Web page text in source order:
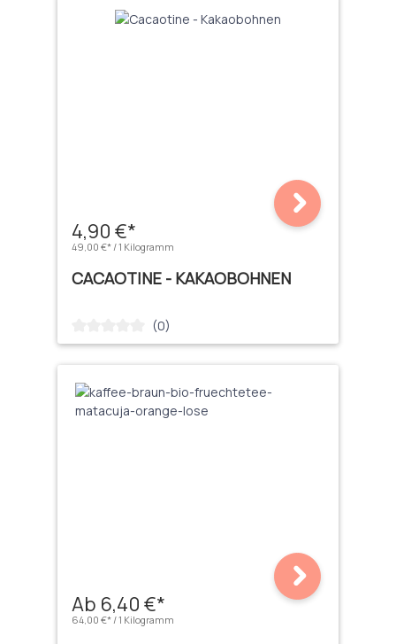
4,90 €*
49,00 €* / 1 Kilogramm
CACAOTINE - KAKAOBOHNEN
Durchschnittliche Bewertung von 0 von 5 Sternen
(0)
Ab 6,40 €*
64,00 €* / 1 Kilogramm